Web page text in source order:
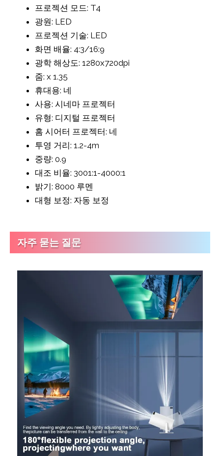
프로젝션 모드: T4
광원: LED
프로젝션 기술: LED
화면 배율: 4:3/16:9
광학 해상도: 1280x720dpi
줌: x 1.35
휴대용: 네
사용: 시네마 프로젝터
유형: 디지털 프로젝터
홈 시어터 프로젝터: 네
투영 거리: 1.2-4m
중량: 0.9
대조 비율: 3001:1-4000:1
밝기: 8000 루멘
대형 보정: 자동 보정
자주 묻는 질문